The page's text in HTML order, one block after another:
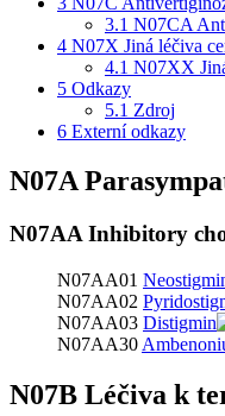
3.1 N07CA
4 N07X Jiná léčiva
4.1 N07XX
5 Odkazy
5.1 Zdroj
6 Externí odkazy
N07A
N07AA Inhibitory
N07AA01
N07AA02
N07AA03 Distigmin
N07AA30
N07B Léčiva k